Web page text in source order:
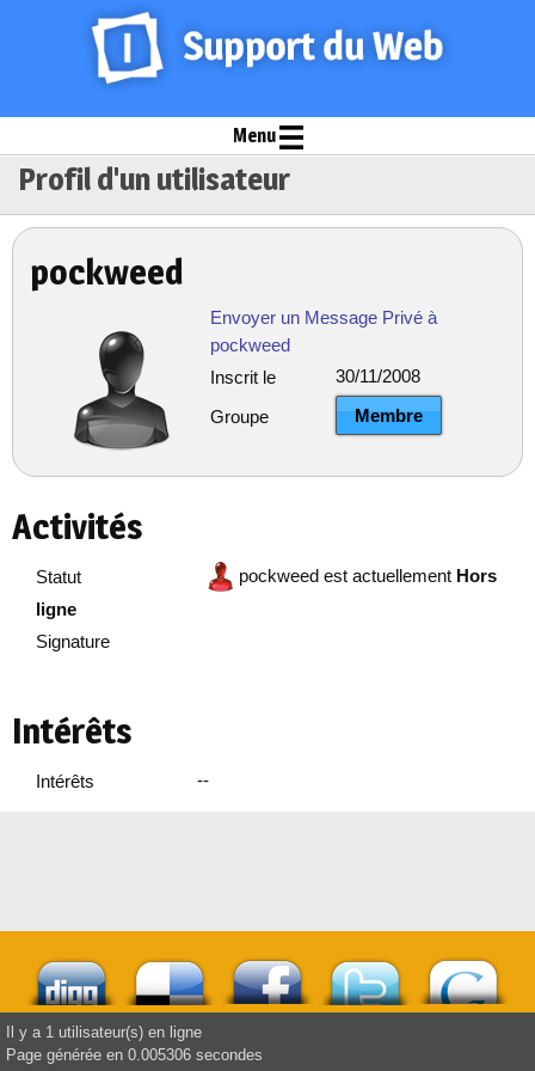
Menu
Profil d'un utilisateur
pockweed
Envoyer un Message Privé à
pockweed
Inscrit le
30/11/2008
Groupe Membre
Activités
Statut pockweed est actuellement Hors
ligne
Signature
Intérêts
Intérêts --
Il y a 1 utilisateur(s) en ligne
Page générée en 0.005306 secondes